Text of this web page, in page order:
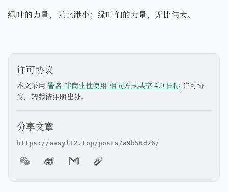
绿叶的力量，无比渺小；绿叶们的力量，无比伟大。
许可协议
本文采用 署名-非商业性使用-相同方式共享 4.0 国际 许可协
议，转载请注明出处。
分享文章